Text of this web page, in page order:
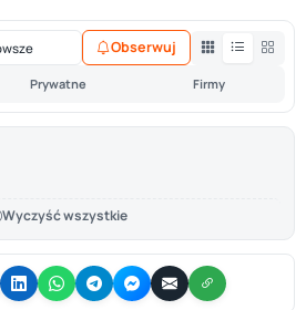
Prywatne Firmy
Obserwuj
Wyczyść wszystkie